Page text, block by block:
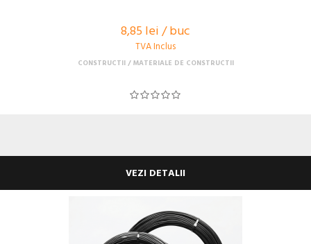
8,85 lei / buc
TVA Inclus
CONSTRUCTII MATERIALE DE CONSTRUCTII
VEZI DETALII